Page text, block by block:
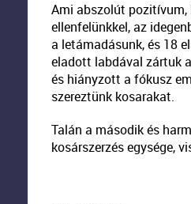
Ami abszolút
ellenfelünkkel, az
a letámadásunk, és 18
eladott labdával zártuk
és hiányzott a fókusz
szereztünk kosarakat.
Talán a második és
kosárszerzés egysége,